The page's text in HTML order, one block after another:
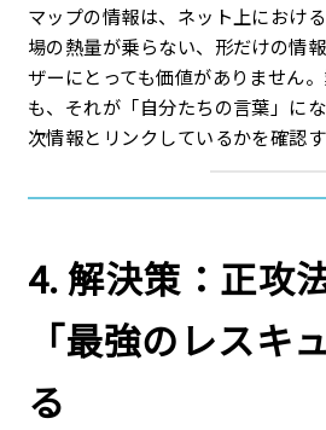
マップの情報は、ネット上におけ
場の熱量が乗らない、形だけの情
ザーにとっても価値がありません
も、それが「自分たちの言葉」に
次情報とリンクしているかを確認
4. 解決策：正攻
「最強のレスキ
る